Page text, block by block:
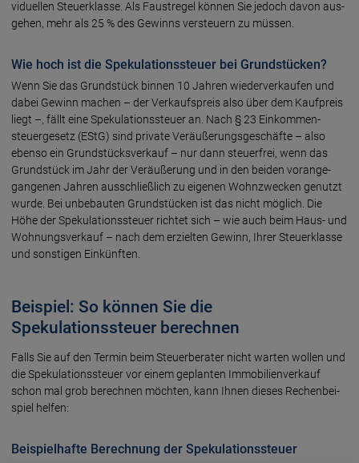
viduel­len Steuer­klas­se. Als Faust­regel kön­nen Sie je­doch davon aus­
ge­hen, mehr als 25 % des Gewinns ver­steu­ern zu müs­sen.
Wie hoch ist die Spekulationssteuer bei Grundstücken?
Wenn Sie das Grund­stück binnen 10 Jah­ren wieder­ver­kau­fen und
dabei Gewinn machen – der Ver­kaufs­preis also über dem Kauf­preis
liegt –, fällt eine Spekula­tions­steuer an. Nach § 23 Ein­kommen­
steuer­gesetz (EStG) sind private Ver­äußerungs­ge­schäf­te – also
ebenso ein Grund­stücks­verkauf – nur dann steuer­frei, wenn das
Grund­stück im Jahr der Ver­äuße­rung und in den beiden voran­ge­
gan­ge­nen Jah­ren aus­schließ­lich zu eige­nen Wohn­zwecken ge­nutzt
wur­de. Bei unbe­bau­ten Grund­stücken ist das nicht mög­lich. Die
Höhe der Spekula­tions­steuer rich­tet sich – wie auch beim Haus- und
Wohnungs­ver­kauf – nach dem er­ziel­ten Ge­winn, Ihrer Steuer­klas­se
und sons­tigen Ein­künf­ten.
Beispiel: So können Sie die
Spekulationssteuer berechnen
Falls Sie auf den Ter­min beim Steuer­be­ra­ter nicht war­ten wol­len und
die Spekula­tions­steu­er vor einem ge­plan­ten Immo­bilien­ver­kauf
schon mal grob berech­nen möch­ten, kann Ihnen dieses Rechen­bei­
spiel hel­fen:
Beispielhafte Berechnung der Spekulationssteuer